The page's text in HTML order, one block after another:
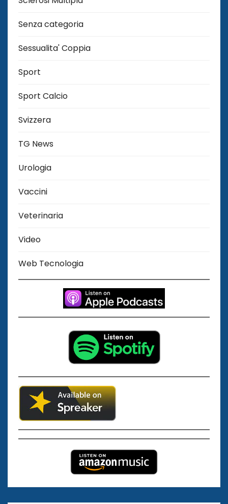
Senza categoria
Sessualita' Coppia
Sport
Sport Calcio
Svizzera
TG News
Urologia
Vaccini
Veterinaria
Video
Web Tecnologia